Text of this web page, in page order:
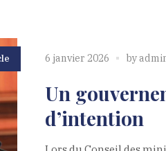
6 janvier 2026 by
Un
d’intention